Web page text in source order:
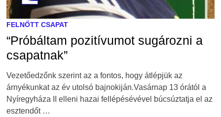
FELNŐTT CSAPAT
“Próbáltam pozitívumot sugározni a
csapatnak”
Vezetőedzőnk szerint az a fontos, hogy átlépjük az
árnyékunkat az év utolsó bajnokiján.Vasárnap 13 órától a
Nyíregyháza II elleni hazai fellépésévével búcsúztatja el az
esztendőt …